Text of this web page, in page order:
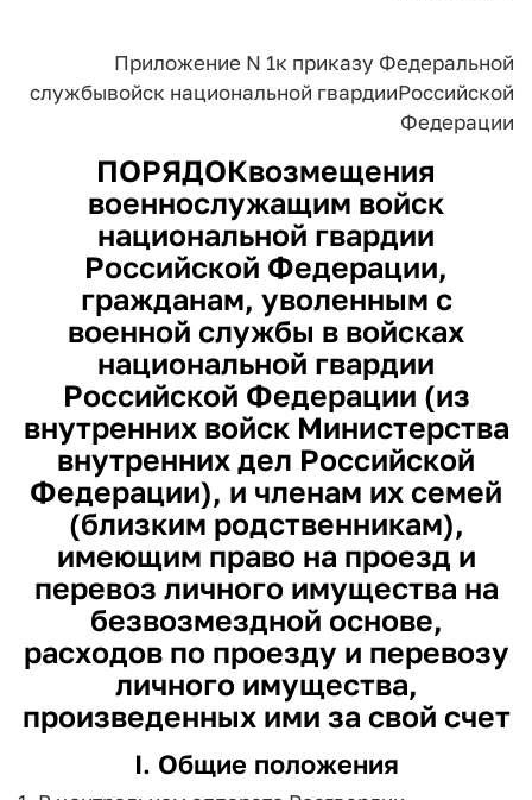
Приложение N 1к приказу Федеральной
службывойск национальной гвардииРоссийской
Федерации
ПОРЯДОКвозмещения
военнослужащим войск
национальной гвардии
Российской Федерации,
гражданам, уволенным с
военной службы в войсках
национальной гвардии
Российской Федерации (из
внутренних войск Министерства
внутренних дел Российской
Федерации), и членам их семей
(близким родственникам),
имеющим право на проезд и
перевоз личного имущества на
безвозмездной основе,
расходов по проезду и перевозу
личного имущества,
произведенных ими за свой счет
I. Общие положения